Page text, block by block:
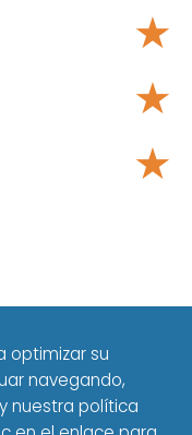
★
★
★
optimizar su
navegando,
nuestra política